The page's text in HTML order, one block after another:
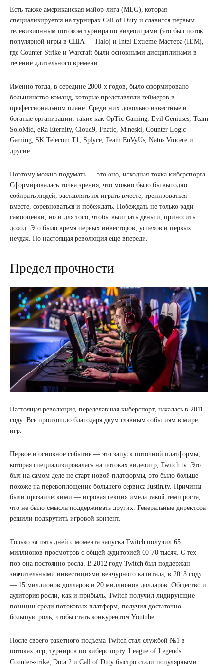
Есть также американская майор-лига (MLG), которая
специализируется на турнирах Call of Duty и славится первым
телевизионным потоком турнира по видеоиграми (это был поток
популярной игры в США — Halo) и Intel Extreme Мастера (IEM),
где Counter Strike и Warcraft были основными дисциплинами в
течение длительного времени.
Именно тогда, в середине 2000-х годов, было сформировано
большинство команд, которые представляли геймеров в
профессиональном плане. Среди них довольно известные и
богатые организации, такие как OpTic Gaming, Evil Geniuses, Team
SoloMid, eRa Eternity, Cloud9, Fnatic, Mineski, Counter Logic
Gaming, SK Telecom T1, Splyce, Team EnVyUs, Natus Vincere и
другие.
Поэтому можно подумать — это оно, исходная точка киберспорта.
Сформировалась точка зрения, что можно было бы выгодно
собирать людей, заставлять их играть вместе, тренироваться
вместе, соревноваться и побеждать. Побеждать не только ради
самооценки, но и для того, чтобы выиграть деньги, приносить
доход. Это было время первых инвесторов, успехов и первых
неудач. Но настоящая революция еще впереди.
Предел прочности
Настоящая революция, переделавшая киберспорт, началась в 2011
году. Все произошло благодаря двум главным событиям в мире
игр.
Первое и основное событие — это запуск поточной платформы,
которая специализировалась на потоках видеоигр, Twitch.tv. Это
был на самом деле не старт новой платформы, это было больше
похоже на перевоплощение большего сервиса Justin.tv. Причины
были прозаическими — игровая секция имела такой темп роста,
что не было смысла поддерживать других. Генеральные директора
решили подкрутить игровой контент.
Только за пять дней с момента запуска Twitch получил 65
миллионов просмотров с общей аудиторией 60-70 тысяч. С тех
пор она постоянно росла. В 2012 году Twitch был поддержан
значительными инвестициями венчурного капитала, в 2013 году
— 15 миллионов долларов и 20 миллионов долларов. Общество и
аудитория росли, как и прибыль. Twitch получил лидирующие
позиции среди потоковых платформ, получил достаточно
большую роль, чтобы стать конкурентом Youtube.
После своего ракетного подъема Twitch стал службой №1 в
потоках игр, турниров по киберспорту. League of Legends,
Counter-strike, Dota 2 и Call of Duty быстро стали популярными